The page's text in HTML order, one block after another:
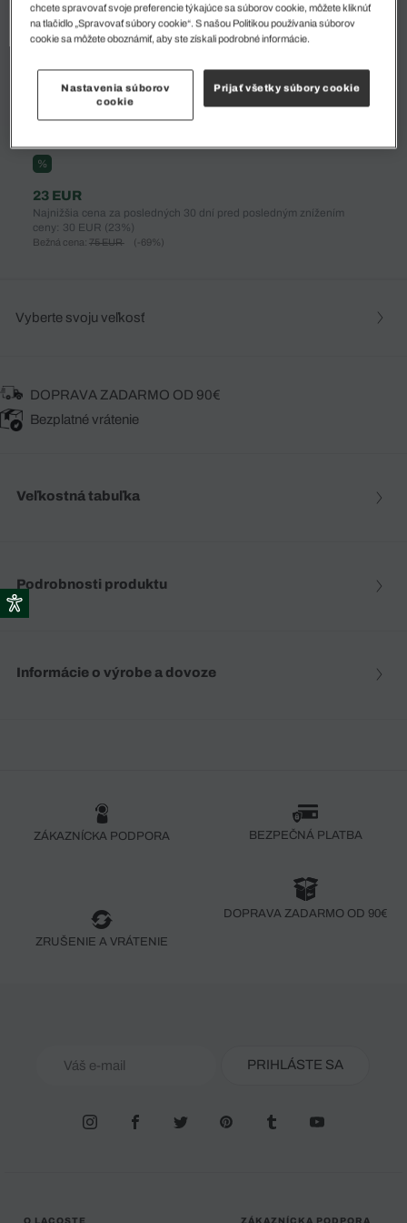
%
23 EUR
Najnižšia cena za posledných 30 dní pred posledným znížením
ceny: 30 EUR (23%)
Bežná cena: 75 EUR (-69%)
Vyberte svoju veľkosť
DOPRAVA ZADARMO OD 90€
Bezplatné vrátenie
Veľkostná tabuľka
Podrobnosti produktu
Informácie o výrobe a dovoze
ZÁKAZNÍCKA PODPORA BEZPEČNÁ PLATBA
ZRUŠENIE A VRÁTENIE
DOPRAVA ZADARMO OD 90€
PRIHLÁSTE SA
O LACOSTE ZÁKAZNÍCKA PODPORA
chcete spravovať svoje preferencie týkajúce sa súborov cookie, môžete kliknúť
na tlačidlo „Spravovať súbory cookie“. S našou Politikou používania súborov
cookie sa môžete oboznámiť, aby ste získali podrobné informácie.
Nastavenia súborov
cookie
Prijať všetky súbory cookie